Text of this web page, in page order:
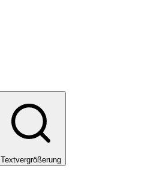
Textvergrößerung